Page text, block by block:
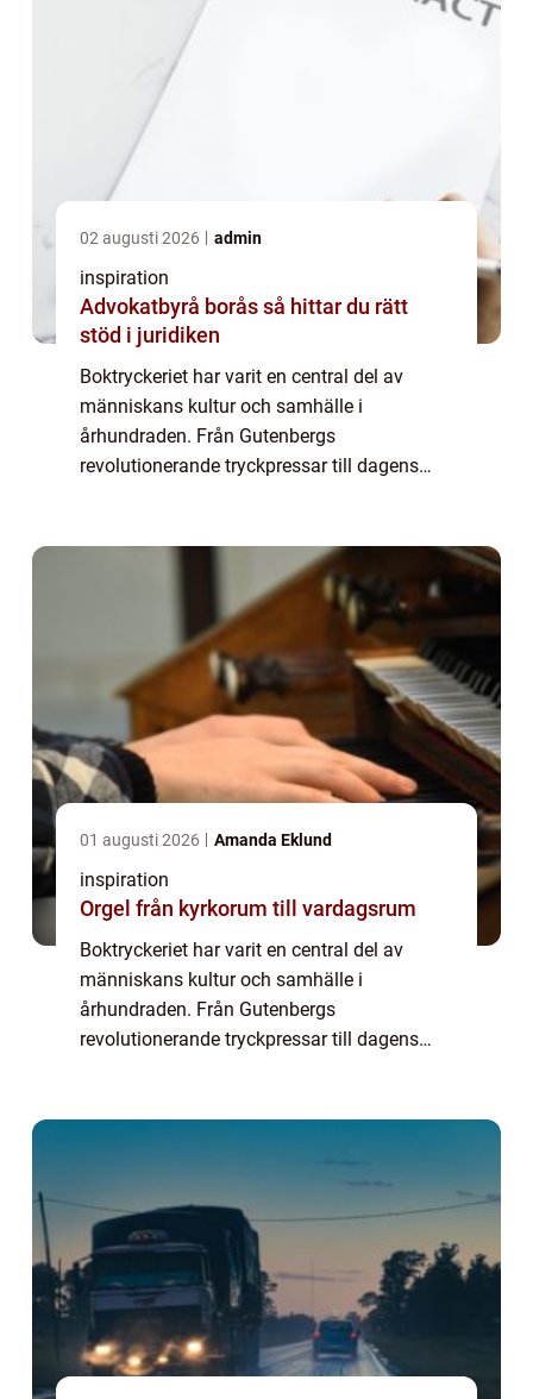
02 augusti 2026 admin
inspiration
Advokatbyrå borås så hittar du rätt
stöd i juridiken
Boktryckeriet har varit en central del av
människans kultur och samhälle i
århundraden. Från Gutenbergs
revolutionerande tryckpressar till dagens
01 augusti 2026 Amanda Eklund
inspiration
Orgel från kyrkorum till vardagsrum
Boktryckeriet har varit en central del av
människans kultur och samhälle i
århundraden. Från Gutenbergs
revolutionerande tryckpressar till dagens